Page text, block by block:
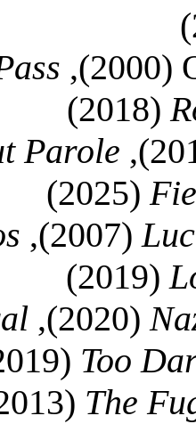
(2000),
(2018)
Parole
(2025)
(2007),
(2019)
(2020),
Too
(2019)
The
(2013),